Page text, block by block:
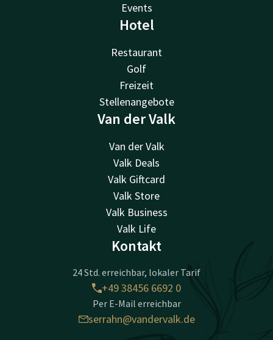
Events
Hotel
Restaurant
Golf
Freizeit
Stellenangebote
Van der Valk
Van der Valk
Valk Deals
Valk Giftcard
Valk Store
Valk Business
Valk Life
Kontakt
24 Std. erreichbar, lokaler Tarif
+49 38456 6692 0
Per E-Mail erreichbar
serrahn@vandervalk.de